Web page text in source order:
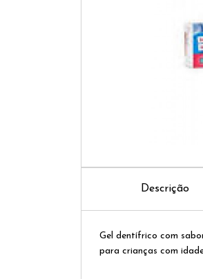
Descrição
Gel dentífrico com
para crianças com